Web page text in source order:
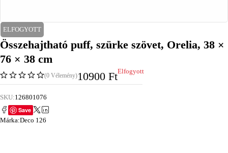
ELFOGYOTT
Összehajtható puff, szürke szövet, Orelia, 38 ×
76 × 38 cm
(0 Vélemény)10900 FtElfogyott
SKU:126801076
Save
Márka:Deco 126